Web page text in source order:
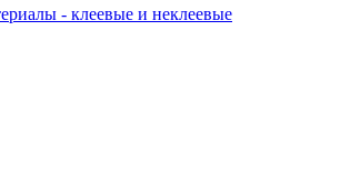
- клеевые и неклеевые